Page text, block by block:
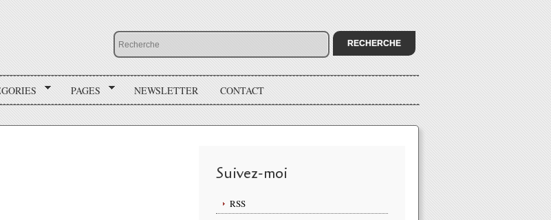
PAGES NEWSLETTER CONTACT
Suivez-moi
RSS